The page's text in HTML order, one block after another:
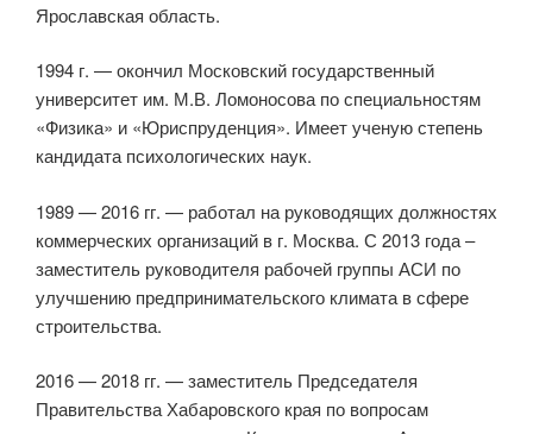
Ярославская область.
1994 г. — окончил Московский государственный
университет им. М.В. Ломоносова по специальностям
«Физика» и «Юриспруденция». Имеет ученую степень
кандидата психологических наук.
1989 — 2016 гг. — работал на руководящих должностях
коммерческих организаций в г. Москва. С 2013 года –
заместитель руководителя рабочей группы АСИ по
улучшению предпринимательского климата в сфере
строительства.
2016 — 2018 гг. — заместитель Председателя
Правительства Хабаровского края по вопросам